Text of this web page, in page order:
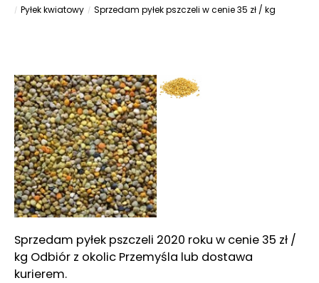
Pyłek kwiatowy
Sprzedam pyłek pszczeli w cenie 35 zł / kg
Sprzedam pyłek pszczeli 2020 roku w cenie 35 zł /
kg Odbiór z okolic Przemyśla lub dostawa
kurierem.